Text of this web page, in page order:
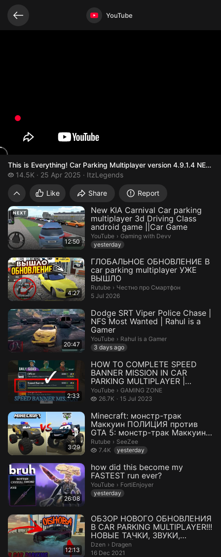
Video opened YouTube
This is Everything! Car Parking Multiplayer version 4.9.1.4
This is Everything! Car
14.5K
14.5 thousand views
25 Apr 2025 ItzLegends
Like Share Report
Related videos
NEXT
12:50
New KIA Carnival Car parking
multiplayer 3d Driving Class
android game ||Car Game
YouTube › Gaming with Devv.
Gaming with Devv
yesterday
4:27
ГЛОБАЛЬНОЕ ОБНОВЛЕНИЕ В
car parking multiplayer УЖЕ
ВЫШЛО
Rutube › Честно про Смартфон.
Честно про Смартфон
5 Jul 2026
20:47
Dodge SRT Viper Police Chase |
NFS Most Wanted | Rahul is a
Gamer
YouTube › Rahul is a Gamer.
Rahul is a Gamer
3 days ago
2:33
HOW TO COMPLETE SPEED
BANNER MISSION IN CAR
PARKING MULTIPLAYER |
GAMING ZONE #1kcrea...
YouTube › GAMING ZONE.
GAMING ZONE
26.7K
26.7 thousand views
15 Jul 2023
3:29
Minecraft: монстр-трак
Маккуин ПОЛИЦИЯ против
GTA 5: монстр-трак Маккуин
ПОЛИЦИЯ — кт...
Rutube › SeeZee.
SeeZee
7.4K
7.4 thousand views
yesterday
26:08
how did this become my
FASTEST run ever?
YouTube › FortiEnjoyer.
FortiEnjoyer
yesterday
12:13
ОБЗОР НОВОГО ОБНОВЛЕНИЯ
В CAR PARKING MULTIPLAYER!!!
НОВЫЕ ТАЧКИ, ЗВУКИ,
ИНТЕРФЕЙС!!!
Dzen › Dragen.
Dragen
16 Dec 2021